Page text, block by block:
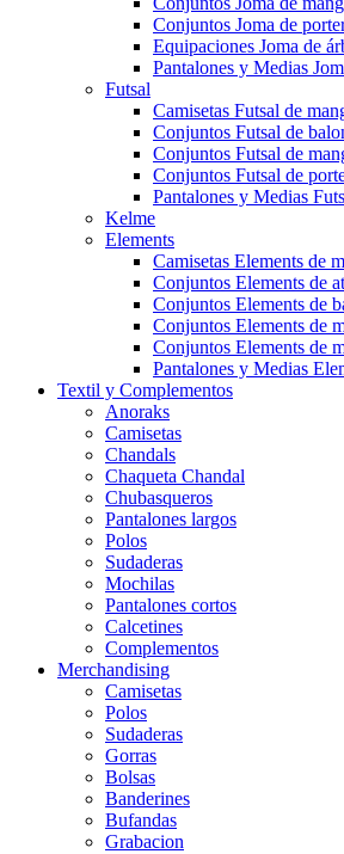
Conjuntos Joma de
Equipaciones Joma de
Pantalones y Medias
Futsal
Camisetas Futsal de
Conjuntos Futsal de
Conjuntos Futsal de
Conjuntos Futsal de
Pantalones y Medias
Kelme
Elements
Camisetas Elements de
Conjuntos Elements de
Conjuntos Elements de
Conjuntos Elements de
Conjuntos Elements de
Pantalones y Medias
Textil y Complementos
Anoraks
Camisetas
Chandals
Chaqueta Chandal
Chubasqueros
Pantalones largos
Polos
Sudaderas
Mochilas
Pantalones cortos
Calcetines
Complementos
Merchandising
Camisetas
Polos
Sudaderas
Gorras
Bolsas
Banderines
Bufandas
Grabacion